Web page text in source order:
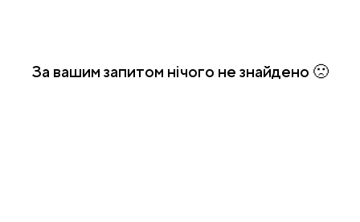
За вашим запитом нічого не знайдено 🙁